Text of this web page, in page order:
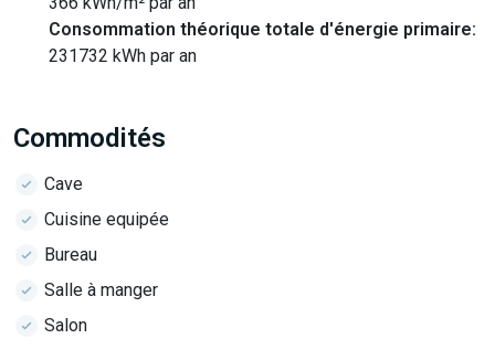
Consommation théorique totale d'énergie primaire:
231732 kWh par an
Commodités
Cave
Cuisine equipée
Bureau
Salle à manger
Salon